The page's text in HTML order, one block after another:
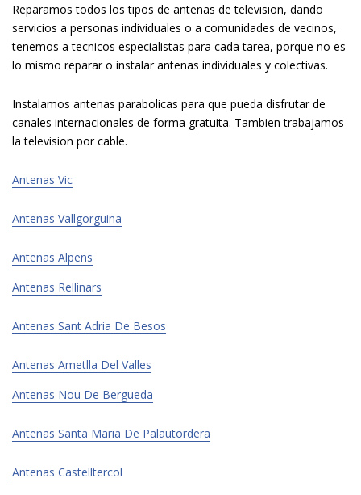
Reparamos todos los tipos de antenas de television, dando
servicios a personas individuales o a comunidades de vecinos,
tenemos a tecnicos especialistas para cada tarea, porque no es
lo mismo reparar o instalar antenas individuales y colectivas.
Instalamos antenas parabolicas para que pueda disfrutar de
canales internacionales de forma gratuita. Tambien trabajamos
la television por cable.
Antenas Vic
Antenas Vallgorguina
Antenas Alpens
Antenas Rellinars
Antenas Sant Adria De Besos
Antenas Ametlla Del Valles
Antenas Nou De Bergueda
Antenas Santa Maria De Palautordera
Antenas Castelltercol